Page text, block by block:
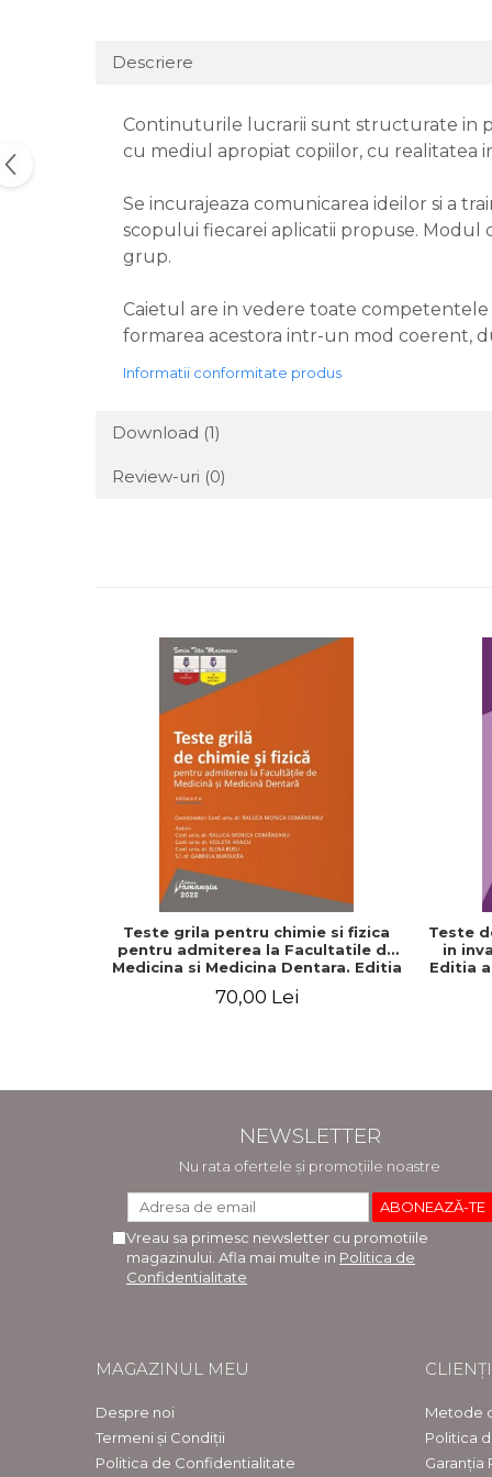
Descriere
Continuturile lucrarii sunt structurate in
cu mediul apropiat copiilor, cu realitatea
Se incurajeaza comunicarea ideilor si a
scopului fiecarei aplicatii propuse. Modul
grup.
Caietul are in vedere toate competentele
formarea acestora intr-un mod coerent,
Informatii conformitate produs
Download (1)
Review-uri (0)
Teste grila pentru chimie si fizica
pentru admiterea la Facultatile de
Medicina si Medicina Dentara. Editia
a II-a - Raluca Monica Comaneanu,
Violeta Hancu, Elena Rusu, Gabriela
70,00 Lei
Teste
in
Editia
NEWSLETTER
Nu rata ofertele și promoțiile noastre
Vreau sa primesc newsletter cu promotiile
magazinului. Afla mai multe in Politica de
Confidentialitate
MAGAZINUL MEU
Despre noi
Termeni și Condiții
Politica de Confidentialitate
CLIENȚI
Metode
Politica
Garanția